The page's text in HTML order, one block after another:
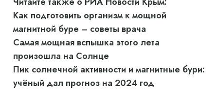
Как подготовить организм к мощной
магнитной буре – советы врача
Самая мощная вспышка этого лета
произошла на Солнце
Пик солнечной активности и магнитные бури:
учёный дал прогноз на 2024 год